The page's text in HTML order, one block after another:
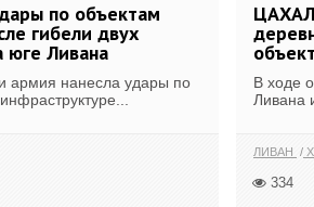
по объектам
гибели двух
юге Ливана
армия нанесла удары по
В ходе
Ливана
ЛИВАН
334